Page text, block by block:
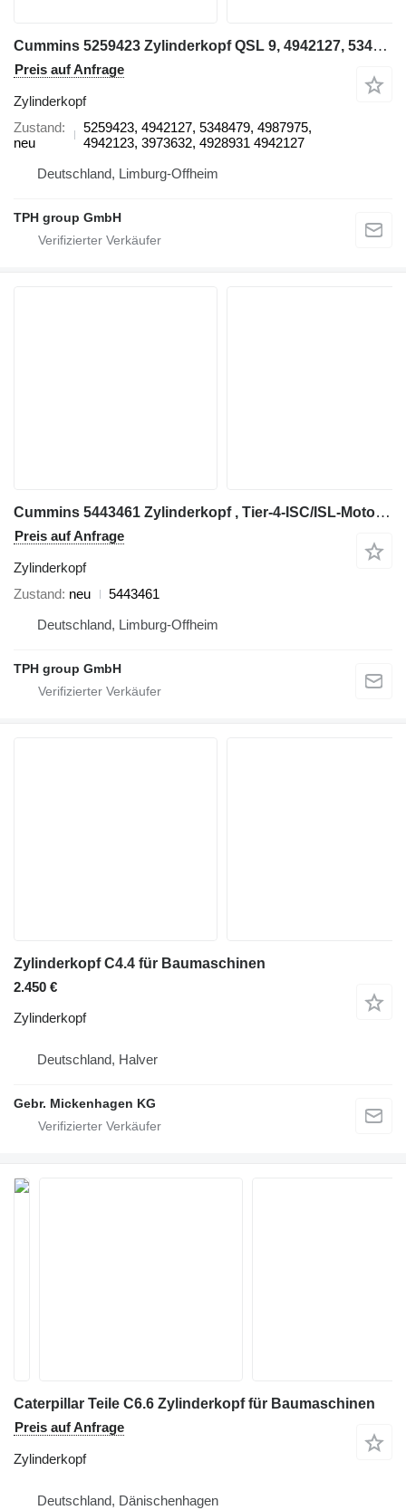
Cummins 5259423 Zylinderkopf QSL 9, 4942127, 5348479, 4987975 für Baumaschinen
Preis auf Anfrage
Zylinderkopf
Zustand
neu
5259423, 4942127, 5348479, 4987975,
4942123, 3973632, 4928931 4942127
Deutschland, Limburg-Offheim
TPH group GmbH
Cummins 5443461 Zylinderkopf , Tier-4-ISC/ISL-Motoren mit 8,9 Litern Hu für Cummins Baumaschinen
Preis auf Anfrage
Zylinderkopf
Zustand neu
5443461
Deutschland, Limburg-Offheim
TPH group GmbH
Zylinderkopf C4.4 für Baumaschinen
2.450 €
Zylinderkopf
Deutschland, Halver
Gebr. Mickenhagen KG
Caterpillar Teile C6.6 Zylinderkopf für Baumaschinen
Preis auf Anfrage
Zylinderkopf
Deutschland, Dänischenhagen